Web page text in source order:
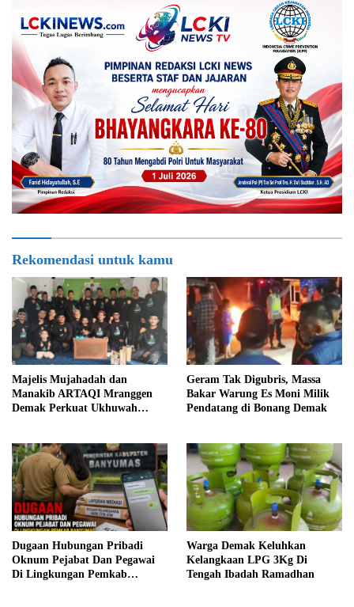
Rekomendasi untuk kamu
Majelis Mujahadah dan
Manakib ARTAQI Mranggen
Demak Perkuat Ukhuwah
Geram Tak Digubris, Massa
Bakar Warung Es Moni Milik
Pendatang di Bonang Demak
Dugaan Hubungan Pribadi
Oknum Pejabat Dan Pegawai
Di Lingkungan Pemkab
Warga Demak Keluhkan
Kelangkaan LPG 3Kg Di
Tengah Ibadah Ramadhan